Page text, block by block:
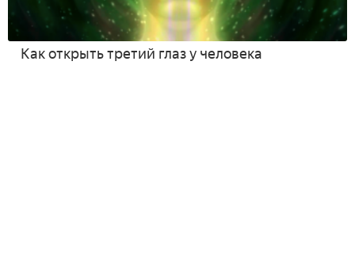
Как открыть третий глаз у человека